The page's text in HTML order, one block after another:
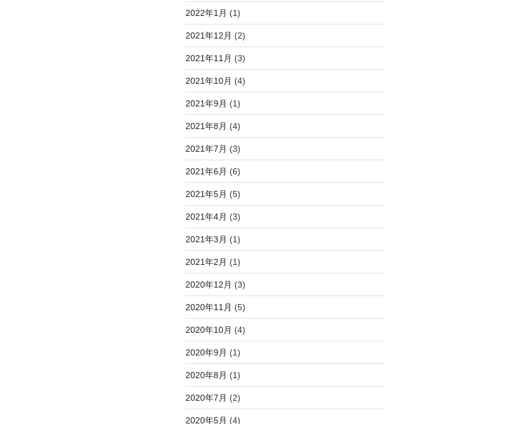
2022年1月 (1)
2021年12月 (2)
2021年11月 (3)
2021年10月 (4)
2021年9月 (1)
2021年8月 (4)
2021年7月 (3)
2021年6月 (6)
2021年5月 (5)
2021年4月 (3)
2021年3月 (1)
2021年2月 (1)
2020年12月 (3)
2020年11月 (5)
2020年10月 (4)
2020年9月 (1)
2020年8月 (1)
2020年7月 (2)
2020年5月 (4)